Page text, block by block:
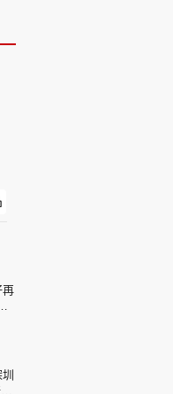
再